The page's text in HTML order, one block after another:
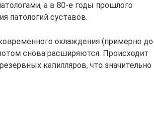
а в 80-е годы прошлого
патологий суставов.
охлаждения (примерно до
снова расширяются. Происходит
капилляров, что значительно